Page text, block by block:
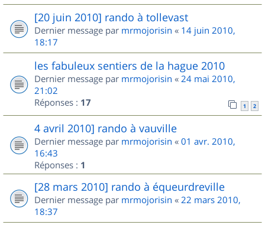
[20 juin 2010] rando à tollevast
Dernier message par mrmojorisin « 14 juin 2010,
18:17
les fabuleux sentiers de la hague 2010
Dernier message par mrmojorisin « 24 mai 2010,
21:02
Réponses : 17 1 2
4 avril 2010] rando à vauville
Dernier message par mrmojorisin « 01 avr. 2010,
16:43
Réponses : 1
[28 mars 2010] rando à équeurdreville
Dernier message par mrmojorisin « 22 mars 2010,
18:37